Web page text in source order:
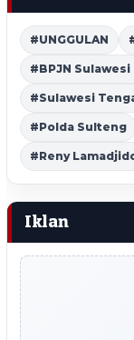
#UNGGULAN
#BPJN Sulawesi
#Sulawesi
#Polda Sulteng
#Reny
Iklan